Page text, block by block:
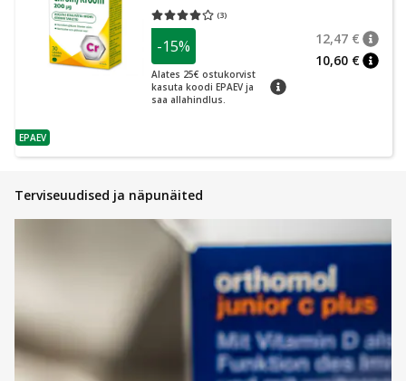
nõuanne
EPAEV
(3)
Keskmine hinnang 4.00
-15%
Alates 25€ ostukorvist
kasuta koodi EPAEV ja
saa allahindlus.
nõuanne
12,47 €
10,60 €
Terviseuudised ja näpunäited